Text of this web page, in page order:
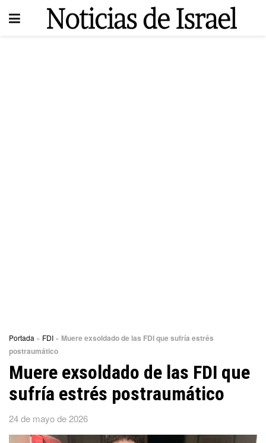
Portada » FDI » Muere exsoldado de las FDI que sufría estrés
postraumático
Muere exsoldado de las FDI que
sufría estrés postraumático
24 de mayo de 2026